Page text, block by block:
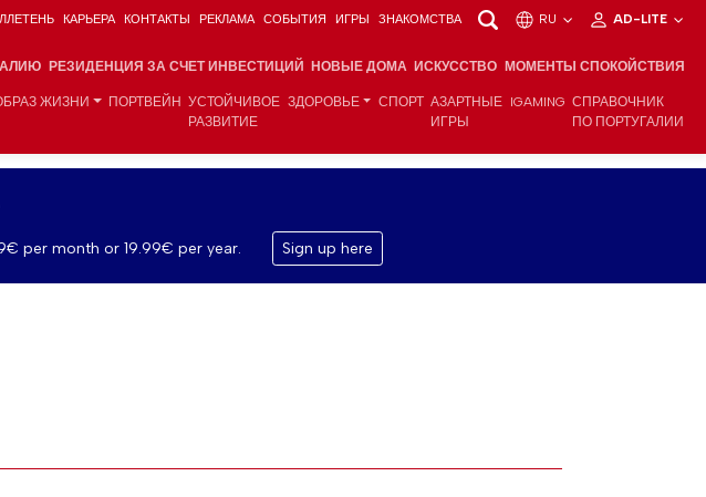
КАРЬЕРА КОНТАКТЫ РЕКЛАМА СОБЫТИЯ ИГРЫ ЗНАКОМСТВА RU AD-LITE
РЕЗИДЕНЦИЯ ЗА СЧЕТ ИНВЕСТИЦИЙ НОВЫЕ ДОМА ИСКУССТВО МОМЕНТЫ СПОКОЙСТВИЯ
ЖИЗНИ ПОРТВЕЙН УСТОЙЧИВОЕ
РАЗВИТИЕ
ЗДОРОВЬЕ СПОРТ АЗАРТНЫЕ
ИГРЫ
IGAMING СПРАВОЧНИК
ПО ПОРТУГАЛИИ
per month or 19.99€ per year. Sign up here